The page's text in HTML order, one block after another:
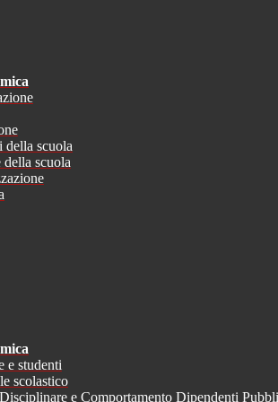
della scuola
della scuola
e studenti
scolastico
e Comportamento Dipendenti